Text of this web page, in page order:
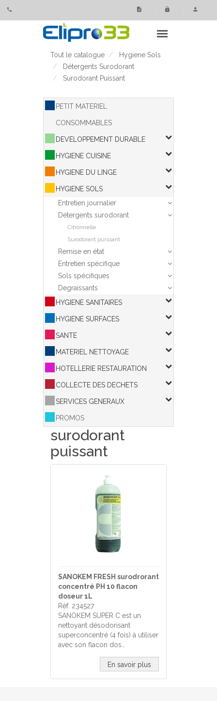
Tout le catalogue
Hygiene Sols
Détergents Surodorant
Surodorant Puissant
PETIT MATERIEL
CONSOMMABLES
DEVELOPPEMENT DURABLE
HYGIENE CUISINE
HYGIENE DU LINGE
HYGIENE SOLS
Entretien journalier
Détergents surodorant
Citronnelle
Surodorant puissant
Remise en état
Entretien spécifique
Sols spécifiques
Degraissants
HYGIENE SANITAIRES
HYGIENE SURFACES
SANTE
MATERIEL NETTOYAGE
HOTELLERIE RESTAURATION
COLLECTE DES DECHETS
SERVICES GENERAUX
PROMOS
surodorant
puissant
SANOKEM FRESH surodrorant
concentré PH 10 flacon
doseur 1L
Réf. 234527
SANOKEM SUPER C est un
nettoyant désodorisant
superconcentré (4 fois) à utiliser
avec son flacon dos…
En savoir plus
Panneau de gestion des cookies